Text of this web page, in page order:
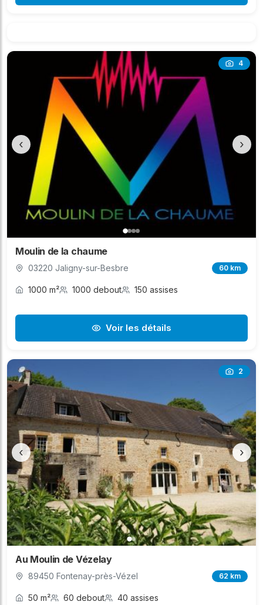
4
‹ ›
Moulin de la chaume
03220 Jaligny-sur-Besbre 60 km
1000 m² 1000 debout 150 assises
Voir les détails
2
‹ ›
Au Moulin de Vézelay
89450 Fontenay-près-Vézel 62 km
50 m² 60 debout 40 assises